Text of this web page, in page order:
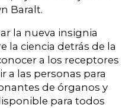
Baralt.
la nueva insignia
la ciencia detrás de la
a los receptores
a las personas para
de órganos y
para todos